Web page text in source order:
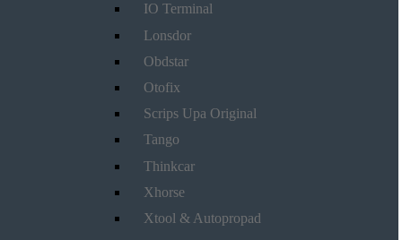
IO Terminal
Lonsdor
Obdstar
Otofix
Scrips Upa Original
Tango
Thinkcar
Xhorse
Xtool & Autopropad